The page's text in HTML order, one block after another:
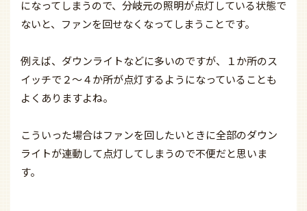
になってしまうので、分岐元の照明が点灯している状態で
ないと、ファンを回せなくなってしまうことです。
例えば、ダウンライトなどに多いのですが、１か所のス
イッチで２～４か所が点灯するようになっていることも
よくありますよね。
こういった場合はファンを回したいときに全部のダウン
ライトが連動して点灯してしまうので不便だと思いま
す。